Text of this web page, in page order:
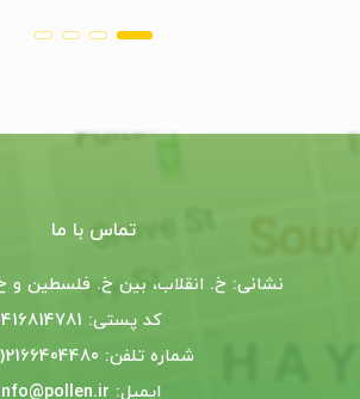
تماس با ما
نشانی: خ. انقلاب، بین خ. فلسطین و خ.
کد پستی: 1416814781
شماره تلفن: 2166404480(98+)
ایمیل: info@pollen.ir